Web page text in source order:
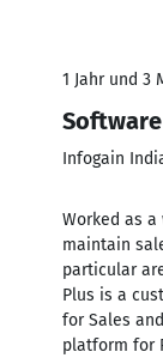
1 Jahr und 3
Infogain
Worked as
maintain
particular
Plus is a
for Sales
platform for